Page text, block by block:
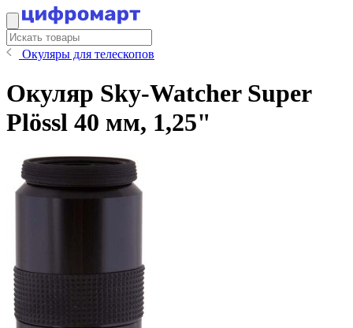
Окуляры для телескопов
Окуляр Sky-Watcher Super
Plössl 40 мм, 1,25"